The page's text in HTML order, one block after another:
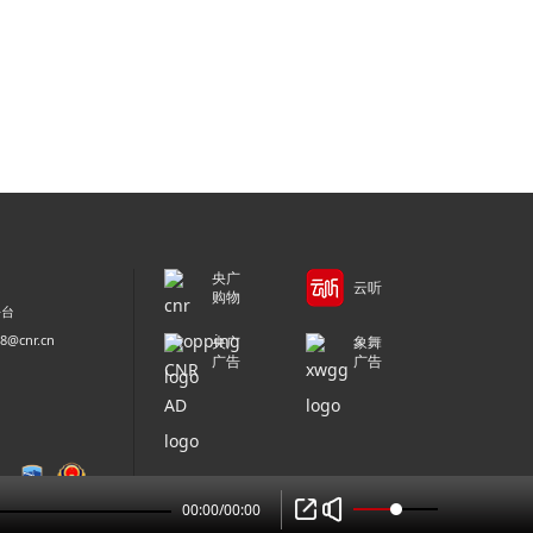
央广
购物
云听
央广
广告
象舞
广告
00:00/00:00